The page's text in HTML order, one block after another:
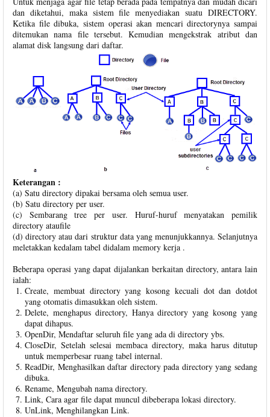
dan diketahui, maka sistem file menyediakan suatu DIRECTORY.
Ketika file dibuka, sistem operasi akan mencari directorynya sampai
ditemukan nama file tersebut. Kemudian mengekstrak atribut dan
alamat disk langsung dari daftar.
Keterangan :
(a) Satu directory dipakai bersama oleh semua user.
(b) Satu directory per user.
(c) Sembarang tree per user. Huruf-huruf menyatakan pemilik
directory ataufile
(d) directory atau dari struktur data yang menunjukkannya. Selanjutnya
meletakkan kedalam tabel didalam memory kerja .
Beberapa operasi yang dapat dijalankan berkaitan directory, antara lain
ialah:
Create, membuat directory yang kosong kecuali dot dan dotdot
yang otomatis dimasukkan oleh sistem.
Delete, menghapus directory, Hanya directory yang kosong yang
dapat dihapus.
OpenDir, Mendaftar seluruh file yang ada di directory ybs.
CloseDir, Setelah selesai membaca directory, maka harus ditutup
untuk memperbesar ruang tabel internal.
ReadDir, Menghasilkan daftar directory pada directory yang sedang
dibuka.
Rename, Mengubah nama directory.
Link, Cara agar file dapat muncul dibeberapa lokasi directory.
UnLink, Menghilangkan Link.